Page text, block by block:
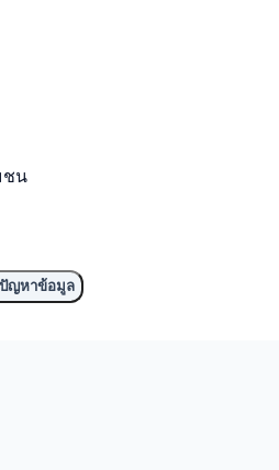
ชน
ญหาข้อมูล